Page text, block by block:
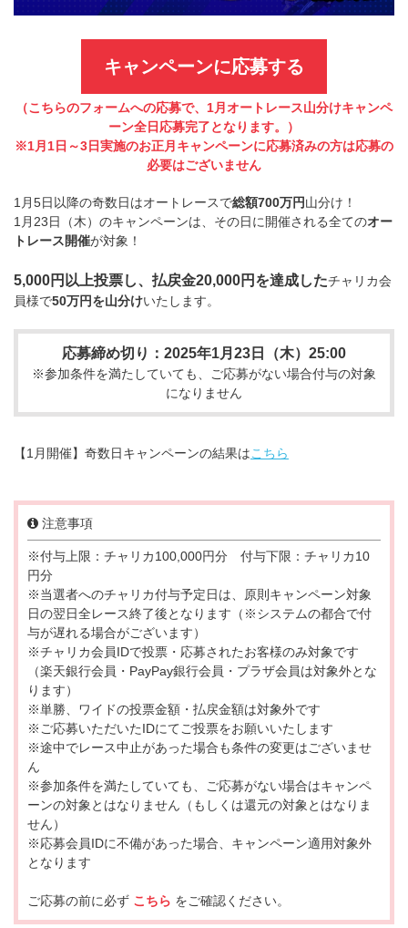
キャンペーンに応募する
（こちらのフォームへの応募で、1月オートレース山分けキャンペ
ーン全日応募完了となります。）
※1月1日～3日実施のお正月キャンペーンに応募済みの方は応募の
必要はございません
1月5日以降の奇数日はオートレースで総額700万円山分け！
1月23日（木）のキャンペーンは、その日に開催される全てのオー
トレース開催が対象！
5,000円以上投票し、払戻金20,000円を達成したチャリカ会
員様で50万円を山分けいたします。
応募締め切り：2025年1月23日（木）25:00
※参加条件を満たしていても、ご応募がない場合付与の対象
になりません
【1月開催】奇数日キャンペーンの結果はこちら
注意事項
※付与上限：チャリカ100,000円分 付与下限：チャリカ10
円分
※当選者へのチャリカ付与予定日は、原則キャンペーン対象
日の翌日全レース終了後となります（※システムの都合で付
与が遅れる場合がございます）
※チャリカ会員IDで投票・応募されたお客様のみ対象です
（楽天銀行会員・PayPay銀行会員・プラザ会員は対象外とな
ります）
※単勝、ワイドの投票金額・払戻金額は対象外です
※ご応募いただいたIDにてご投票をお願いいたします
※途中でレース中止があった場合も条件の変更はございませ
ん
※参加条件を満たしていても、ご応募がない場合はキャンペ
ーンの対象とはなりません（もしくは還元の対象とはなりま
せん）
※応募会員IDに不備があった場合、キャンペーン適用対象外
となります
ご応募の前に必ず こちら をご確認ください。